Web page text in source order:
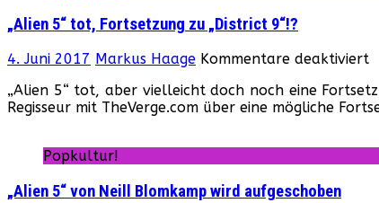
„Alien 5“ tot, Fortsetzung zu „District 9“!?
4. Juni 2017 Markus Haage Kommentare deaktiviert
„Alien 5“ tot, aber vielleicht doch noch eine
Regisseur mit TheVerge.com über eine mögliche
Popkultur!
„Alien 5“ von Neill Blomkamp wird aufgeschoben